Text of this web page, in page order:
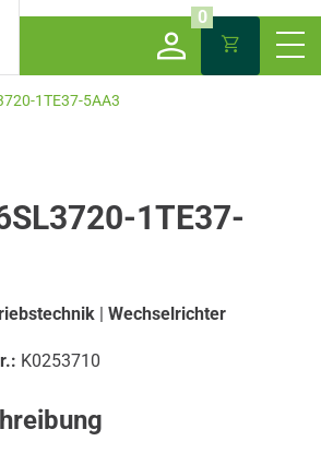
0
1TE37-5AA3
1TE37-
| Wechselrichter
K0253710